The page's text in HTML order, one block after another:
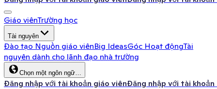
Giáo viênTrường học
Tài nguyên
Đào tạo Nguồn giáo viênBig IdeasGóc Hoạt độngTài
nguyên dành cho lãnh đạo nhà trường
Chọn một ngôn ngữ…
Đăng nhập với tài khoản giáo viênĐăng nhập với tài khoản